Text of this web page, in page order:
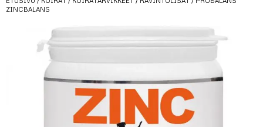
ZINCBALANS